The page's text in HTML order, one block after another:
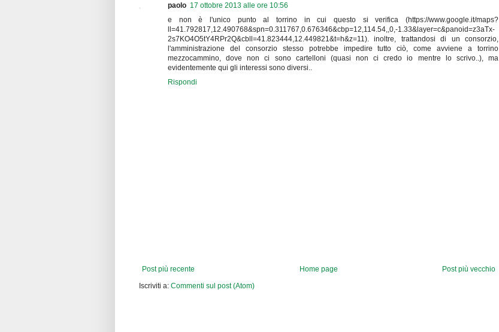
paolo 17 ottobre 2013 alle ore 10:56
e non è l'unico punto al torrino in cui questo si verifica (https://www.google.it/maps?
ll=41.792817,12.490768&spn=0.311767,0.676346&cbp=12,114.54,,0,-1.33&layer=c&panoid=z3aTx-
2s7KO4O5tY4RPr2Q&cbll=41.823444,12.449821&t=h&z=11). inoltre, trattandosi di un consorzio,
l'amministrazione del consorzio stesso potrebbe impedire tutto ciò, come avviene a torrino
mezzocammino, dove non ci sono cartelloni (quasi non ci credo io mentre lo scrivo..), ma
evidentemente qui gli interessi sono diversi..
Rispondi
Post più recente Post più vecchio
Home page
Iscriviti a: Commenti sul post (Atom)